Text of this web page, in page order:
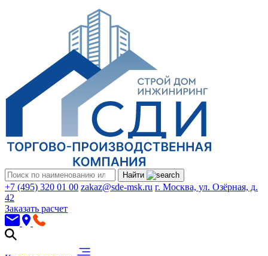
Найти
+7 (495) 320 01 00 zakaz@sde-msk.ru г. Москва, ул. Озёрная, д.
42
Заказать расчет